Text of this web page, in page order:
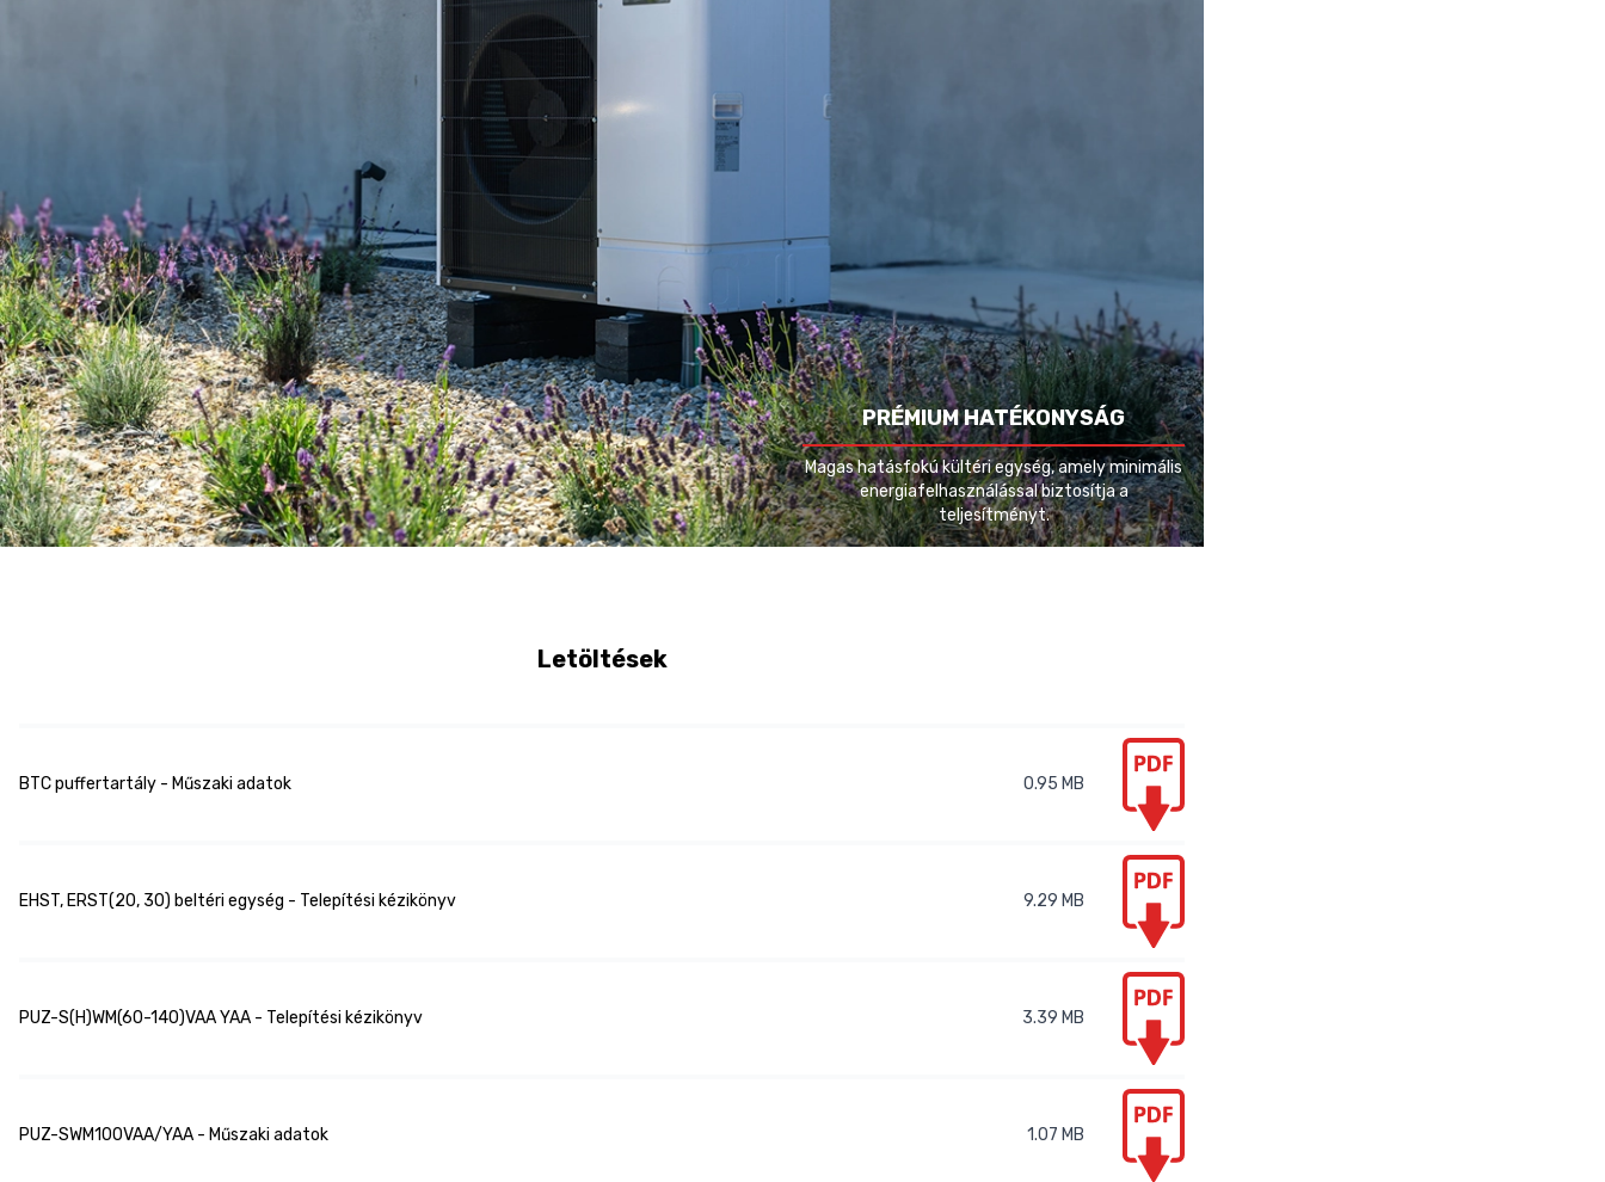
PRÉMIUM HATÉKONYSÁG
Magas hatásfokú kültéri egység, amely minimális
energiafelhasználással biztosítja a
teljesítményt.
Letöltések
BTC puffertartály - Műszaki adatok 0.95 MB
EHST, ERST(20, 30) beltéri egység - Telepítési kézikönyv 9.29 MB
PUZ-S(H)WM(60-140)VAA YAA - Telepítési kézikönyv 3.39 MB
PUZ-SWM100VAA/YAA - Műszaki adatok 1.07 MB